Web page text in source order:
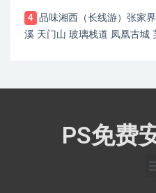
4
品味湘西（长线游）张家
溪 天门山 玻璃栈道 凤凰古城
PS免费